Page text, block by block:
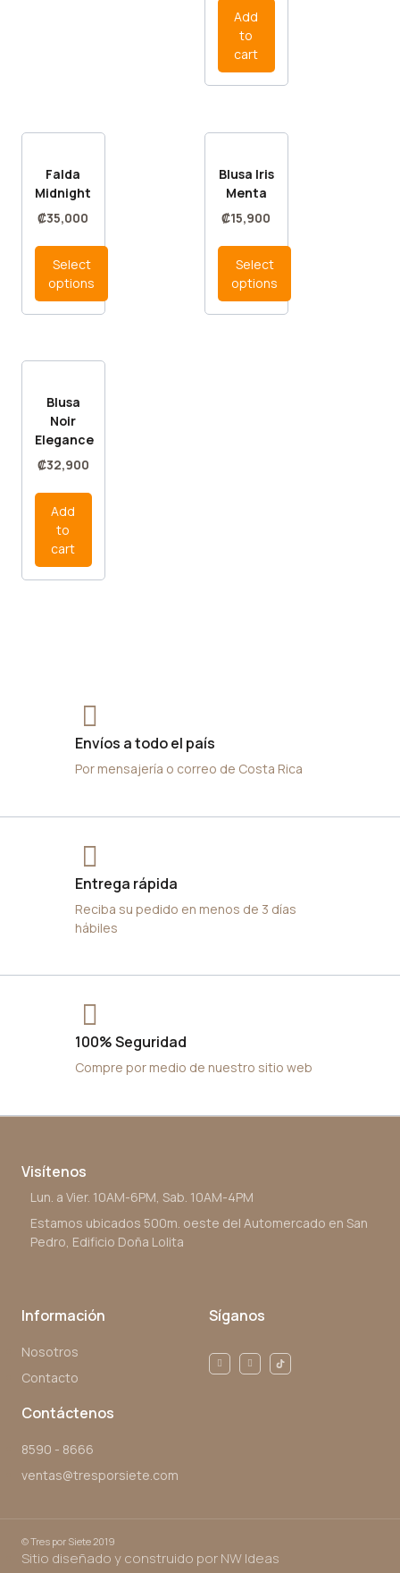
Add
to
cart
Falda
Midnight
₡35,000
Select
options
Blusa Iris
Menta
₡15,900
Select
options
Blusa
Noir
Elegance
₡32,900
Add
to
cart
Envíos a todo el país
Por mensajería o correo de Costa Rica
Entrega rápida
Reciba su pedido en menos de 3 días
hábiles
100% Seguridad
Compre por medio de nuestro sitio web
Visítenos
Lun. a Vier. 10AM-6PM, Sab. 10AM-4PM
Estamos ubicados 500m. oeste del Automercado en San
Pedro, Edificio Doña Lolita
Información
Nosotros
Contacto
Síganos
Contáctenos
8590 - 8666
ventas@tresporsiete.com
©Tres por Siete 2019
Sitio diseñado y construido por NW Ideas